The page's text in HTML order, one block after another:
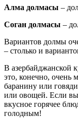
Алма долмасы –
Соган долмасы –
Вариантов долмы
– столько и
В азербайджанской
это, конечно, очень
баранину или
или овощей. Если вы
вкусное горячее
голодным!